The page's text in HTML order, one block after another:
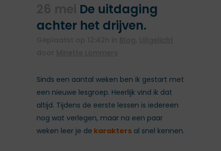
De uitdaging
achter het drijven.
Sinds een aantal weken ben ik gestart met
een nieuwe lesgroep. Heerlijk vind ik dat
altijd. Tijdens de eerste lessen is iedereen
nog wat verlegen, maar na een paar
weken leer je de karakters al snel kennen.